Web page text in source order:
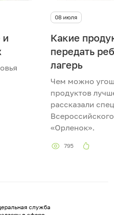
и
08 июля
Какие
передать
лагерь
Чем можно
продуктов
рассказали
«Орленок».
795
служба